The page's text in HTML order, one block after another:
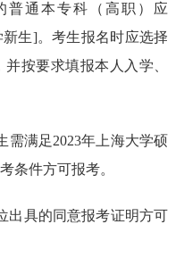
普通本专科（高职）应
新生]。考生报名时应选择
按要求填报本人入学、
需满足2023年上海大学硕
条件方可报考。
出具的同意报考证明方可